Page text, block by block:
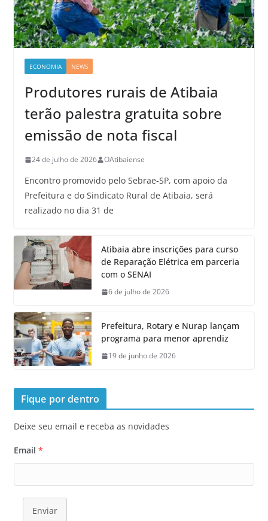
ECONOMIA NEWS
Produtores rurais de Atibaia
terão palestra gratuita sobre
emissão de nota fiscal
24 de julho de 2026 OAtibaiense
Encontro promovido pelo Sebrae-SP, com apoio da
Prefeitura e do Sindicato Rural de Atibaia, será
realizado no dia 31 de
Atibaia abre inscrições para curso
de Reparação Elétrica em parceria
com o SENAI
6 de julho de 2026
Prefeitura, Rotary e Nurap lançam
programa para menor aprendiz
19 de junho de 2026
Fique por dentro
Deixe seu email e receba as novidades
Email *
Enviar